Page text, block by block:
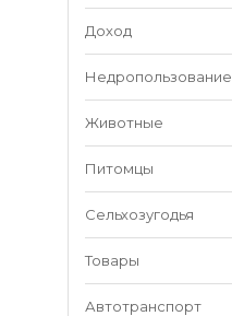
Доход
Недропользование
Животные
Питомцы
Сельхозугодья
Товары
Автотранспорт